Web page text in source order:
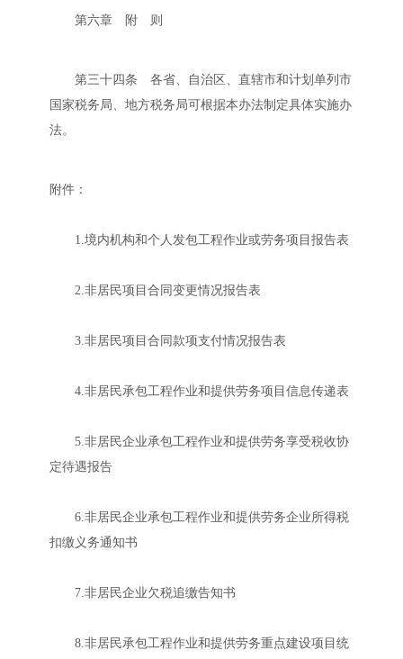
第六章 附 则
第三十四条 各省、自治区、直辖市和计划单列市
国家税务局、地方税务局可根据本办法制定具体实施办
法。
附件：
1.境内机构和个人发包工程作业或劳务项目报告表
2.非居民项目合同变更情况报告表
3.非居民项目合同款项支付情况报告表
4.非居民承包工程作业和提供劳务项目信息传递表
5.非居民企业承包工程作业和提供劳务享受税收协
定待遇报告
6.非居民企业承包工程作业和提供劳务企业所得税
扣缴义务通知书
7.非居民企业欠税追缴告知书
8.非居民承包工程作业和提供劳务重点建设项目统